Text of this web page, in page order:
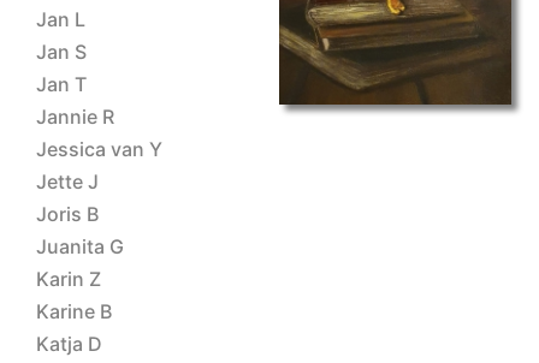
Jan L
Jan S
Jan T
Jannie R
Jessica van Y
Jette J
Joris B
Juanita G
Karin Z
Karine B
Katja D